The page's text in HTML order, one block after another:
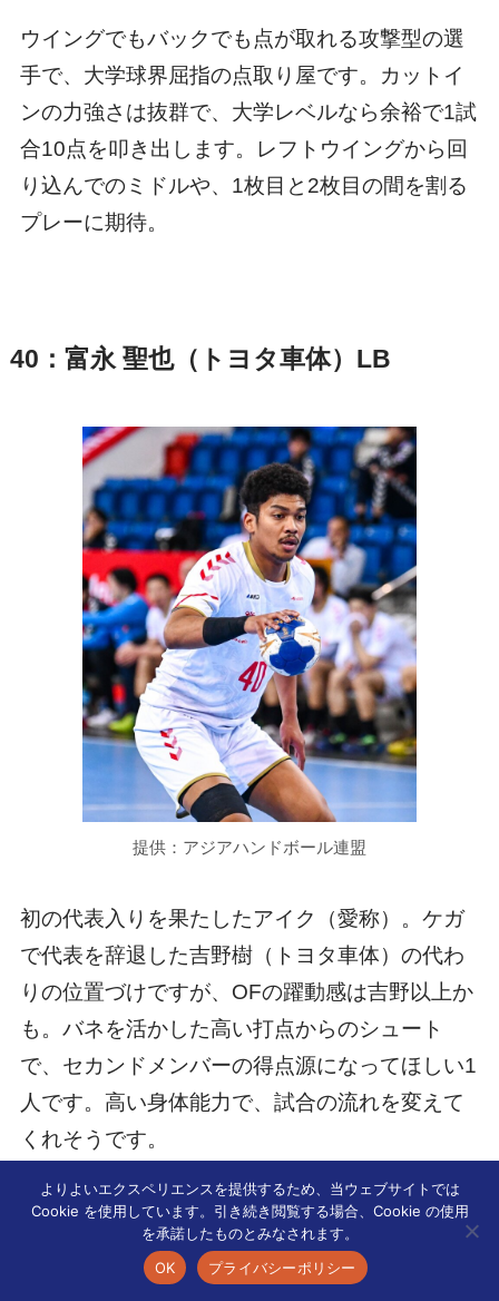
ウイングでもバックでも点が取れる攻撃型の選
手で、大学球界屈指の点取り屋です。カットイ
ンの力強さは抜群で、大学レベルなら余裕で1試
合10点を叩き出します。レフトウイングから回
り込んでのミドルや、1枚目と2枚目の間を割る
プレーに期待。
40：富永 聖也（トヨタ車体）LB
提供：アジアハンドボール連盟
初の代表入りを果たしたアイク（愛称）。ケガ
で代表を辞退した吉野樹（トヨタ車体）の代わ
りの位置づけですが、OFの躍動感は吉野以上か
も。バネを活かした高い打点からのシュート
で、セカンドメンバーの得点源になってほしい1
人です。高い身体能力で、試合の流れを変えて
くれそうです。
41：田代 翔真（大同特殊鋼）PV
よりよいエクスペリエンスを提供するため、当ウェブサイトでは
Cookie を使用しています。引き続き閲覧する場合、Cookie の使用
を承諾したものとみなされます。
OK
プライバシーポリシー